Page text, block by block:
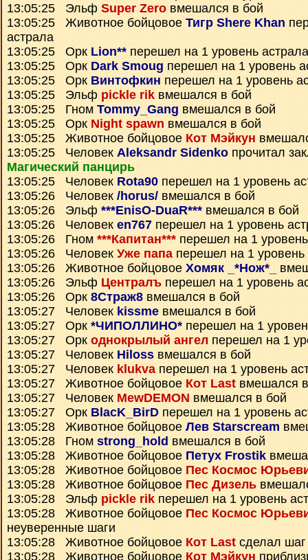
13:05:25 Эльф Super Zero вмешался в бой
13:05:25 Животное бойцовое Тигр Shere Khan
астрала
13:05:25 Орк Lion** перешел на 1 уровень астрала
13:05:25 Орк Dark Smoug перешел на 1 уровень
13:05:25 Орк Винтофкин перешел на 1 уровень
13:05:25 Эльф pickle rik вмешался в бой
13:05:25 Гном Tommy_Gang вмешался в бой
13:05:25 Орк Night spawn вмешался в бой
13:05:25 Животное бойцовое Кот Мэйкун
13:05:25 Человек Aleksandr Sidenko прочитал
Магический панцирь
13:05:25 Человек Rota90 перешел на 1 уровень
13:05:26 Человек /horus/ вмешался в бой
13:05:26 Эльф ***EnisO-DuaR*** вмешался в бой
13:05:26 Человек en767 перешел на 1 уровень
13:05:26 Гном ***Капитан*** перешел на 1
13:05:26 Человек Уже папаперешел на 1 уровень
13:05:26 Животное бойцовое Хомяк _*Нож*_
13:05:26 Эльф Централъ перешел на 1 уровень
13:05:26 Орк 8Страж8 вмешался в бой
13:05:27 Человек kissme вмешался в бой
13:05:27 Орк *ЧИПОЛЛИНО* перешел на 1
13:05:27 Орк однокрылый ангел перешел на 1
13:05:27 Человек Hiloss вмешался в бой
13:05:27 Человек klukva перешел на 1 уровень
13:05:27 Животное бойцовое Кот Last вмешался
13:05:27 Человек MewDEMON вмешался в бой
13:05:27 Орк BlacK_BirD перешел на 1 уровень
13:05:28 Животное бойцовое Лев Starscream
13:05:28 Гном strong_hold вмешался в бой
13:05:28 Животное бойцовое Петух Frostik
13:05:28 Животное бойцовое Пес Космос
13:05:28 Животное бойцовое Пес Дизель
13:05:28 Эльф pickle rik перешел на 1 уровень
13:05:28 Животное бойцовое Пес Космос
неуверенные шаги
13:05:28 Животное бойцовое Кот Last сделал шаг
13:05:28 Животное бойцовое Кот Мэйкун